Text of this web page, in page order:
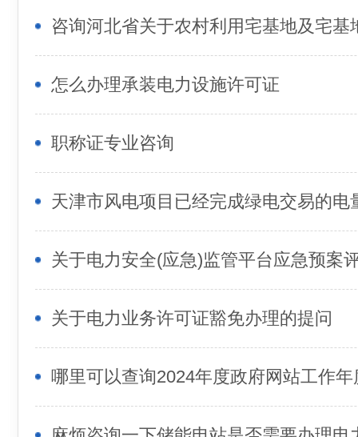
怎么办理承装电力设施许可证
职称证专业咨询
关于电力业务许可证豁免办理的提问
哪里可以查询2024年度政府网站工作